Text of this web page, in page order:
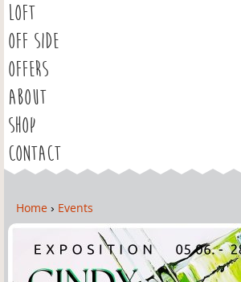
LOFT
OFF SIDE
OFFERS
ABOUT
SHOP
CONTACT
Y
Home › Events